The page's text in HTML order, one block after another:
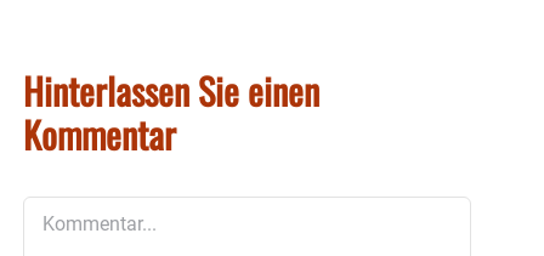
Hinterlassen Sie einen
Kommentar